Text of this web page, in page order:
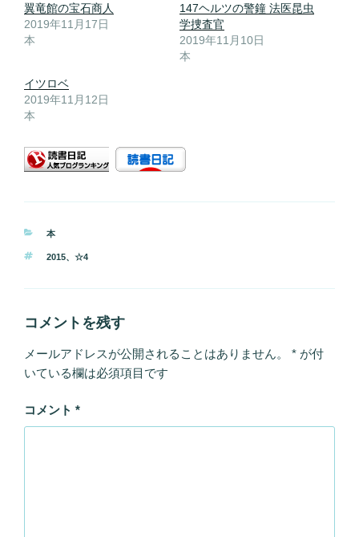
翼竜館の宝石商人
2019年11月17日
本
147ヘルツの警鐘 法医昆虫
学捜査官
2019年11月10日
本
イツロベ
2019年11月12日
本
カ
ゴ
ー
本
タ
2015、 ☆4
コメントを残す
メールアドレスが公開されることはありません。 * が付
いている欄は必須項目です
コメント *